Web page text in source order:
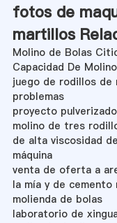
fotos de
martillos
Molino de Bolas
Capacidad De
juego de rodillos de
problemas
proyecto
molino de tres
de alta viscosidad
máquina
venta de oferta a
la mía y de
molienda de bolas
laboratorio de